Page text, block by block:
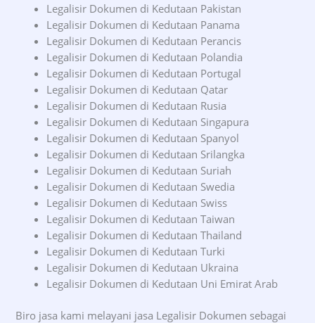
Legalisir Dokumen di Kedutaan Pakistan
Legalisir Dokumen di Kedutaan Panama
Legalisir Dokumen di Kedutaan Perancis
Legalisir Dokumen di Kedutaan Polandia
Legalisir Dokumen di Kedutaan Portugal
Legalisir Dokumen di Kedutaan Qatar
Legalisir Dokumen di Kedutaan Rusia
Legalisir Dokumen di Kedutaan Singapura
Legalisir Dokumen di Kedutaan Spanyol
Legalisir Dokumen di Kedutaan Srilangka
Legalisir Dokumen di Kedutaan Suriah
Legalisir Dokumen di Kedutaan Swedia
Legalisir Dokumen di Kedutaan Swiss
Legalisir Dokumen di Kedutaan Taiwan
Legalisir Dokumen di Kedutaan Thailand
Legalisir Dokumen di Kedutaan Turki
Legalisir Dokumen di Kedutaan Ukraina
Legalisir Dokumen di Kedutaan Uni Emirat Arab
Biro jasa kami melayani jasa Legalisir Dokumen sebagai